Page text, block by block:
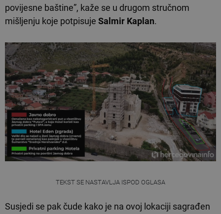
povijesne baštine”, kaže se u drugom stručnom
mišljenju koje potpisuje Salmir Kaplan.
TEKST SE NASTAVLJA ISPOD OGLASA
Susjedi se pak čude kako je na ovoj lokaciji sagrađen